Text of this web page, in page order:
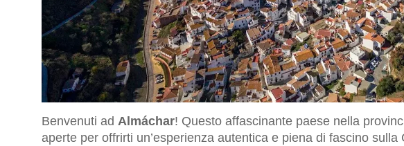
Benvenuti ad Almáchar! Questo affascinante paese nella
aperte per offrirti un’esperienza autentica e piena di fascino